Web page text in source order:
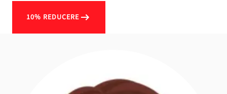
10% REDUCERE